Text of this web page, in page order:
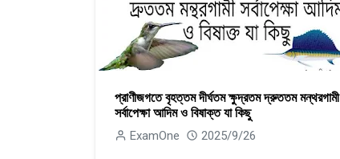
প্রাণীজগতে বৃহত্তম দীর্ঘতম ক্ষুদ্রতম দ্রুততম মন্থরগামী
সর্বাপেক্ষা আদিম ও বিষাক্ত যা কিছু
ExamOne 2025/9/26